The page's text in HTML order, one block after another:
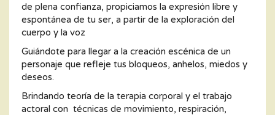
de plena confianza, propiciamos la expresión libre y
espontánea de tu ser, a partir de la exploración del
cuerpo y la voz
Guiándote para llegar a la creación escénica de un
personaje que refleje tus bloqueos, anhelos, miedos y
deseos.
Brindando teoría de la terapia corporal y el trabajo
actoral con técnicas de movimiento, respiración,